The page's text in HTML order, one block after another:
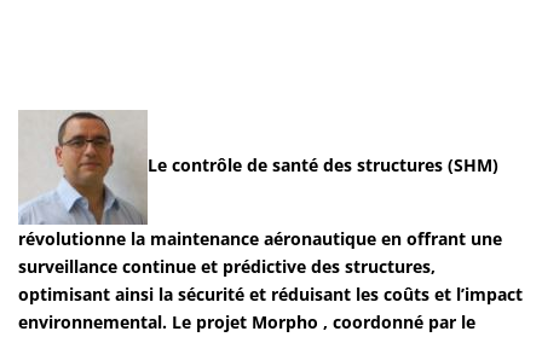
Le contrôle de santé des structures (SHM)
révolutionne la maintenance aéronautique en offrant une
surveillance continue et prédictive des structures,
optimisant ainsi la sécurité et réduisant les coûts et l’impact
environnemental. Le projet Morpho , coordonné par le